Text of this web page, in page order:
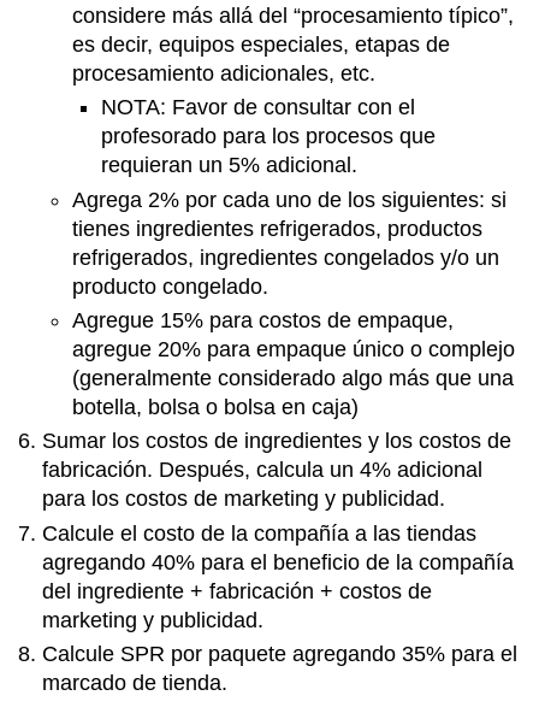
considere más allá del “procesamiento típico”,
es decir, equipos especiales, etapas de
procesamiento adicionales, etc.
NOTA: Favor de consultar con el
profesorado para los procesos que
requieran un 5% adicional.
Agrega 2% por cada uno de los siguientes: si
tienes ingredientes refrigerados, productos
refrigerados, ingredientes congelados y/o un
producto congelado.
Agregue 15% para costos de empaque,
agregue 20% para empaque único o complejo
(generalmente considerado algo más que una
botella, bolsa o bolsa en caja)
Sumar los costos de ingredientes y los costos de
fabricación. Después, calcula un 4% adicional
para los costos de marketing y publicidad.
Calcule el costo de la compañía a las tiendas
agregando 40% para el beneficio de la compañía
del ingrediente + fabricación + costos de
marketing y publicidad.
Calcule SPR por paquete agregando 35% para el
marcado de tienda.